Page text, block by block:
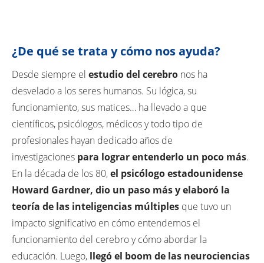
¿De qué se trata y cómo nos ayuda?
Desde siempre el estudio del cerebro nos ha
desvelado a los seres humanos. Su lógica, su
funcionamiento, sus matices… ha llevado a que
científicos, psicólogos, médicos y todo tipo de
profesionales hayan dedicado años de
investigaciones para lograr entenderlo un poco más.
En la década de los 80,el psicólogo estadounidense
Howard Gardner, dio un paso más y elaboró la
teoría de las inteligencias múltiples que tuvo un
impacto significativo en cómo entendemos el
funcionamiento del cerebro y cómo abordar la
educación. Luego, llegó el boom de las neurociencias